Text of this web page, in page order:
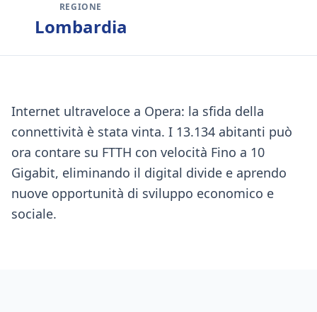
REGIONE
Lombardia
Internet ultraveloce a Opera: la sfida della
connettività è stata vinta. I 13.134 abitanti può
ora contare su FTTH con velocità Fino a 10
Gigabit, eliminando il digital divide e aprendo
nuove opportunità di sviluppo economico e
sociale.